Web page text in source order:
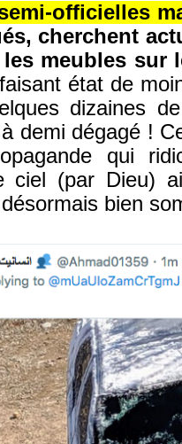
officielles
cherchent
meubles sur
état de
dizaines
demi dégagé !
qui
ciel (par Dieu)
désormais bien